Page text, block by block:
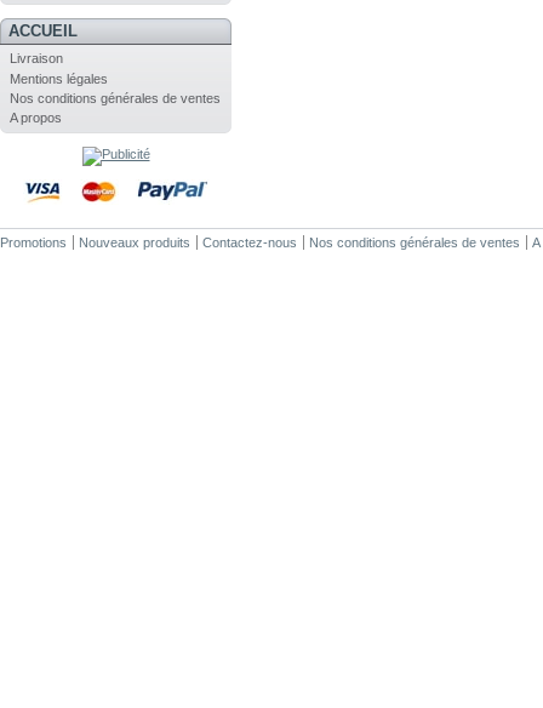
ACCUEIL
Livraison
Mentions légales
Nos conditions générales de ventes
A propos
Promotions Nouveaux produits Contactez-nous Nos conditions générales de ventes A